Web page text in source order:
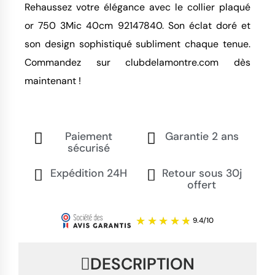
Rehaussez votre élégance avec le collier plaqué
or 750 3Mic 40cm 92147840. Son éclat doré et
son design sophistiqué subliment chaque tenue.
Commandez sur clubdelamontre.com dès
maintenant !
Paiement
sécurisé
Garantie 2 ans
Expédition 24H
Retour sous 30j
offert
DESCRIPTION